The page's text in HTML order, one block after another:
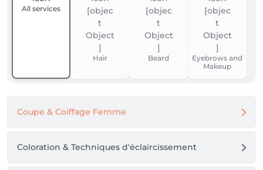
All services
Hair Beard
Eyebrows and
Makeup
Coupe & Coiffage Femme
Coloration & Techniques d'éclaircissement